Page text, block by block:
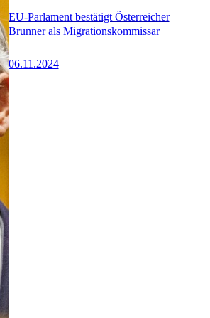
EU-Parlament bestätigt Österreicher
Brunner als Migrationskommissar
06.11.2024